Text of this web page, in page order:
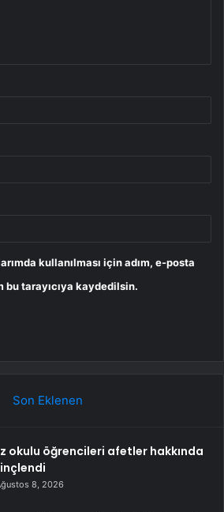
kullanılması için adım, e-posta
bu tarayıcıya kaydedilsin.
Son Eklenen
okulu öğrencileri afetler hakkında
8, 2026